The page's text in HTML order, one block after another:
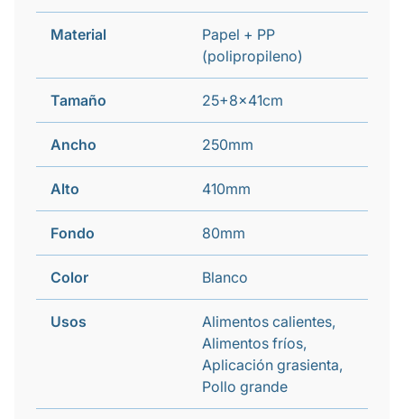
Material
Papel + PP
(polipropileno)
Tamaño 25+8x41cm
Ancho 250mm
Alto 410mm
Fondo 80mm
Color Blanco
Usos
Alimentos calientes,
Alimentos fríos,
Aplicación grasienta,
Pollo grande